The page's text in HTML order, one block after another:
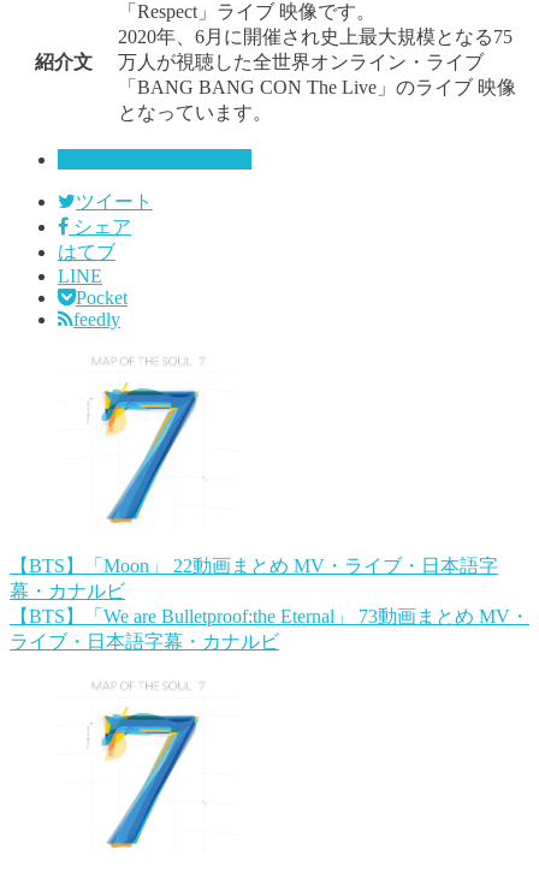
紹介文
「Respect」ライブ 映像です。
2020年、6月に開催され史上最大規模となる75
万人が視聴した全世界オンライン・ライブ
「BANG BANG CON The Live」のライブ 映像
となっています。
ツイート
シェア
はてブ
LINE
Pocket
feedly
【BTS】「Moon」 22動画まとめ MV・ライブ・日本語字
幕・カナルビ
【BTS】「We are Bulletproof:the Eternal」 73動画まとめ MV・
ライブ・日本語字幕・カナルビ